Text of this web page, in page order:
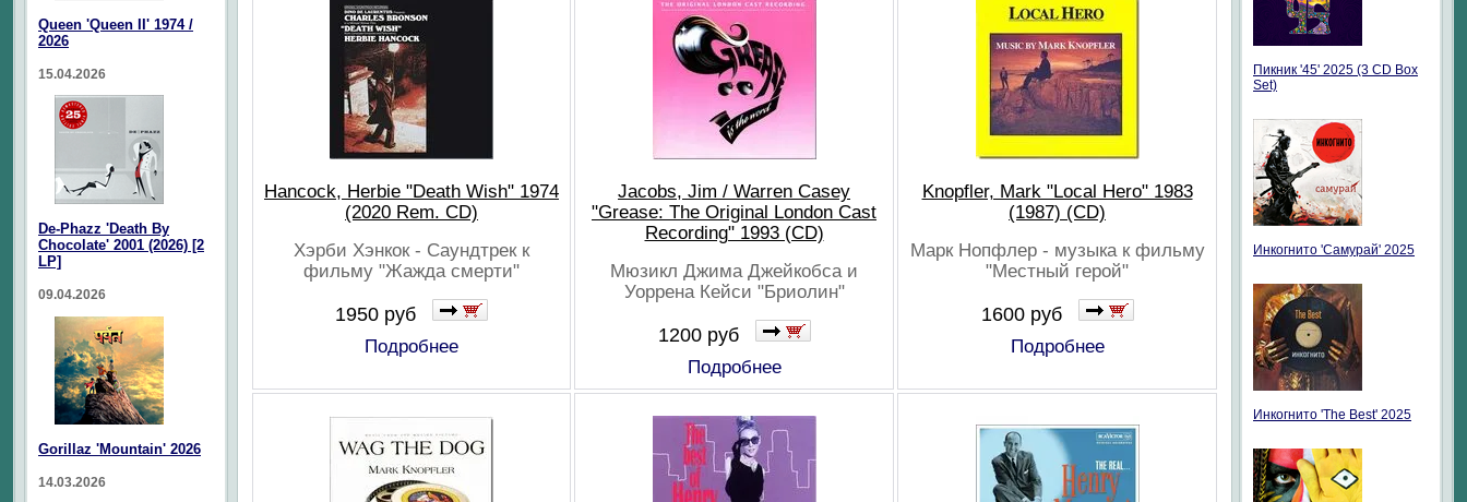
Hancock, Herbie "Death Wish" 1974
(2020 Rem. CD)
Хэрби Хэнкок - Саундтрек к
фильму "Жажда смерти"
1950 руб
Подробнее
Jacobs, Jim / Warren Casey
"Grease: The Original London Cast
Recording" 1993 (CD)
Мюзикл Джима Джейкобса и
Уоррена Кейси "Бриолин"
1200 руб
Подробнее
Knopfler, Mark "Local Hero" 1983
(1987) (CD)
Марк Нопфлер - музыка к фильму
"Местный герой"
1600 руб
Подробнее
Queen 'Queen II' 1974 /
2026
15.04.2026
De-Phazz 'Death By
Chocolate' 2001 (2026) [2
LP]
09.04.2026
Gorillaz 'Mountain' 2026
14.03.2026
Пикник '45' 2025 (3 CD Box
Set)
Инкогнито 'Самурай' 2025
Инкогнито 'The Best' 2025